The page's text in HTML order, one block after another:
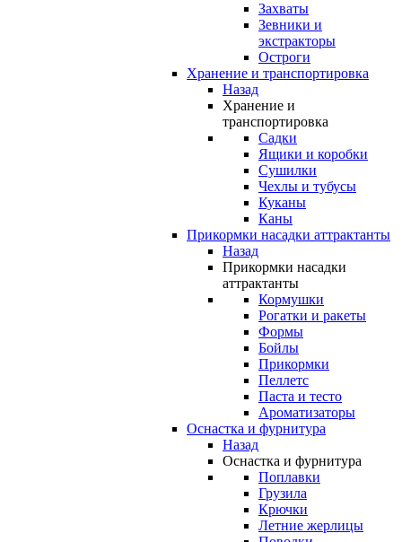
Захваты
Зевники и
экстракторы
Остроги
Хранение и транспортировка
Назад
Хранение и
транспортировка
Садки
Ящики и коробки
Сушилки
Чехлы и тубусы
Куканы
Каны
Прикормки насадки аттрактанты
Назад
Прикормки насадки
аттрактанты
Кормушки
Рогатки и ракеты
Формы
Бойлы
Прикормки
Пеллетс
Паста и тесто
Ароматизаторы
Оснастка и фурнитура
Назад
Оснастка и фурнитура
Поплавки
Грузила
Крючки
Летние жерлицы